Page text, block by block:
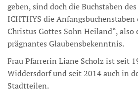
geben, sind doch die Buchstaben
ICHTHYS die Anfangsbuchenstaben
Christus Gottes Sohn Heiland“, also
prägnantes Glaubensbekenntnis.
Frau Pfarrerin Liane Scholz ist seit
Widdersdorf und seit 2014 auch in
Stadtteilen.